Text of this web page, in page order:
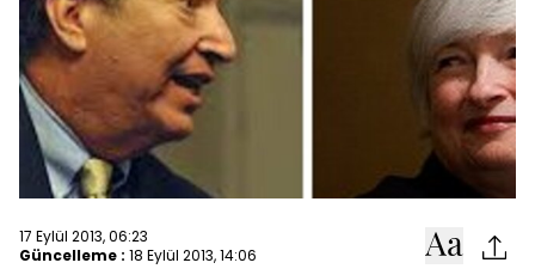
17 Eylül 2013, 06:23
Güncelleme : 18 Eylül 2013, 14:06